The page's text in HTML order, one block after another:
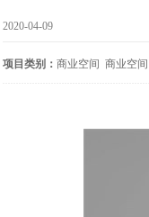
2020-04-09
项目类别： 商业空间 商业空间